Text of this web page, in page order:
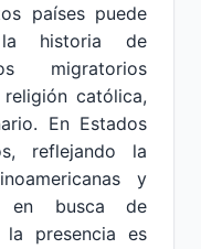
países puede
historia de
migratorios
católica,
En Estados
reflejando la
y
en busca de
la presencia es